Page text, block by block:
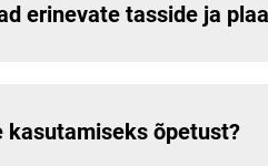
erinevate tasside ja
kasutamiseks õpetust?